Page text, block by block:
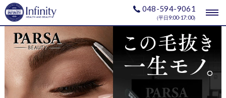
048-594-9061
（平日9:00-17:00）